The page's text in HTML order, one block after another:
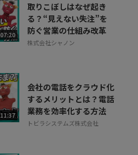
07:20
取りこぼしはなぜ起き
る？“見えない失注”を
防ぐ営業の仕組み改革
株式会社シャノン
11:37
会社の電話をクラウド化
するメリットとは？電話
業務を効率化する方法
トビラシステムズ株式会社